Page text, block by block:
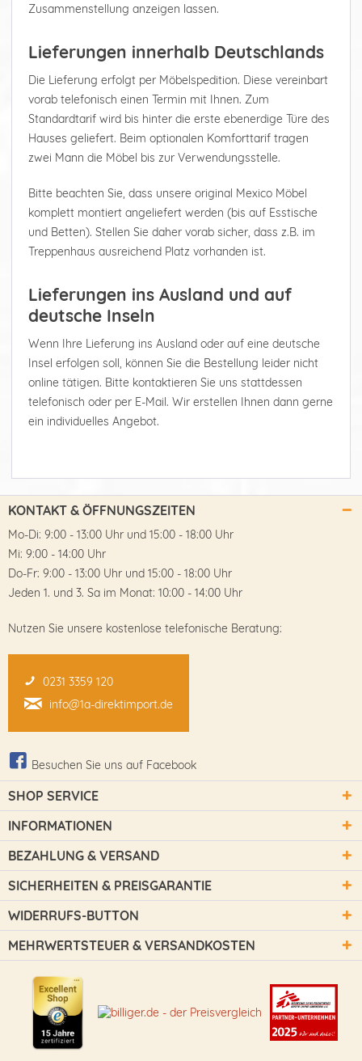
Zusammenstellung anzeigen lassen.
Lieferungen innerhalb Deutschlands
Die Lieferung erfolgt per Möbelspedition. Diese vereinbart
vorab telefonisch einen Termin mit Ihnen. Zum
Standardtarif wird bis hinter die erste ebenerdige Türe des
Hauses geliefert. Beim optionalen Komforttarif tragen
zwei Mann die Möbel bis zur Verwendungsstelle.
Bitte beachten Sie, dass unsere original Mexico Möbel
komplett montiert angeliefert werden (bis auf Esstische
und Betten). Stellen Sie daher vorab sicher, dass z.B. im
Treppenhaus ausreichend Platz vorhanden ist.
Lieferungen ins Ausland und auf
deutsche Inseln
Wenn Ihre Lieferung ins Ausland oder auf eine deutsche
Insel erfolgen soll, können Sie die Bestellung leider nicht
online tätigen. Bitte kontaktieren Sie uns stattdessen
telefonisch oder per E-Mail. Wir erstellen Ihnen dann gerne
ein individuelles Angebot.
KONTAKT & ÖFFNUNGSZEITEN
Mo-Di: 9:00 - 13:00 Uhr und 15:00 - 18:00 Uhr
Mi: 9:00 - 14:00 Uhr
Do-Fr: 9:00 - 13:00 Uhr und 15:00 - 18:00 Uhr
Jeden 1. und 3. Sa im Monat: 10:00 - 14:00 Uhr
Nutzen Sie unsere kostenlose telefonische Beratung:
0231 3359 120
info@1a-direktimport.de
Besuchen Sie uns auf Facebook
SHOP SERVICE
INFORMATIONEN
BEZAHLUNG & VERSAND
SICHERHEITEN & PREISGARANTIE
WIDERRUFS-BUTTON
MEHRWERTSTEUER & VERSANDKOSTEN